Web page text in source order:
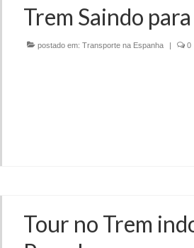
Trem Saindo
postado em: Transporte na Espanha | 0
Tour no Trem